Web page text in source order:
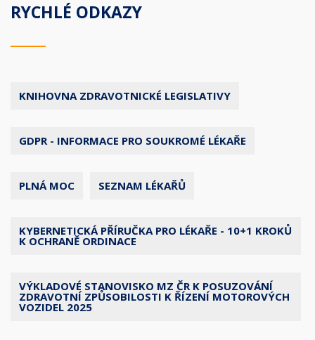
RYCHLÉ ODKAZY
KNIHOVNA ZDRAVOTNICKÉ LEGISLATIVY
GDPR - INFORMACE PRO SOUKROMÉ LÉKAŘE
PLNÁ MOC SEZNAM LÉKAŘŮ
KYBERNETICKÁ PŘÍRUČKA PRO LÉKAŘE - 10+1 KROKŮ
K OCHRANĚ ORDINACE
VÝKLADOVÉ STANOVISKO MZ ČR K POSUZOVÁNÍ
ZDRAVOTNÍ ZPŮSOBILOSTI K ŘÍZENÍ MOTOROVÝCH
VOZIDEL 2025